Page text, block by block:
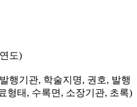
도)
행기관, 학술지명, 권호, 발행
형태, 수록면, 소장기관, 초록)